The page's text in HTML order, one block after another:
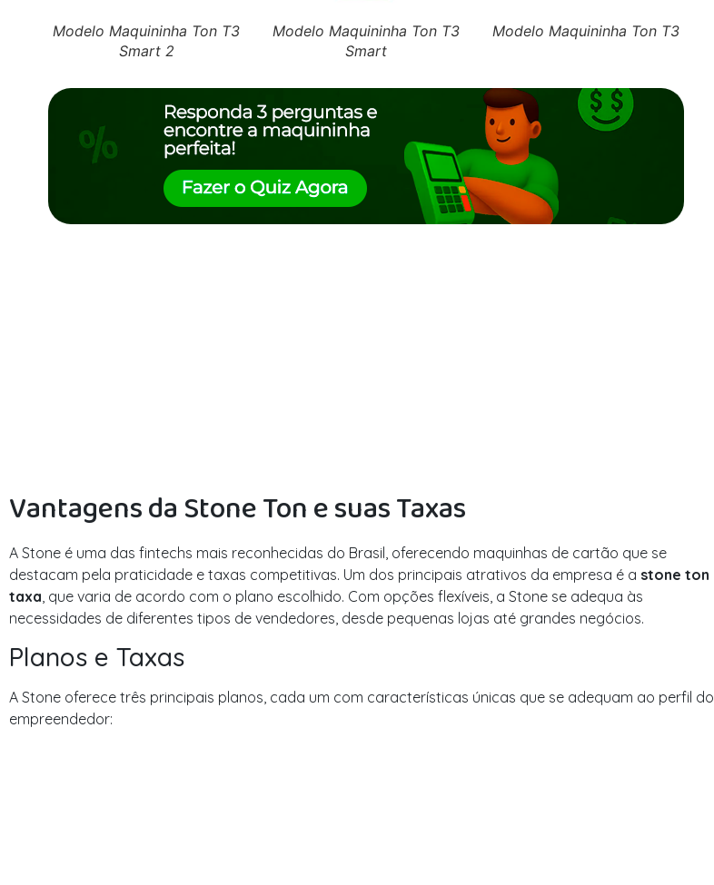
Modelo Maquininha Ton T3
Smart 2
Modelo Maquininha Ton T3
Smart
Modelo Maquininha Ton T3
Vantagens da Stone Ton e suas Taxas
A Stone é uma das fintechs mais reconhecidas do Brasil, oferecendo maquinhas de cartão que se
destacam pela praticidade e taxas competitivas. Um dos principais atrativos da empresa é a stone ton
taxa , que varia de acordo com o plano escolhido. Com opções flexíveis, a Stone se adequa às
necessidades de diferentes tipos de vendedores, desde pequenas lojas até grandes negócios.
Planos e Taxas
A Stone oferece três principais planos, cada um com características únicas que se adequam ao perfil do
empreendedor: